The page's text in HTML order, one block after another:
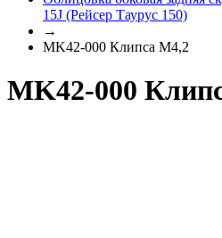
15J (Рейсер Таурус 150)
→
MK42-000 Клипса M4,2
MK42-000